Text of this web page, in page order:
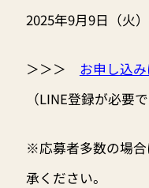
2025年9月9日（火
＞＞＞
お申し込
（LINE登録が必要で
※応募者多数の場合
承ください。